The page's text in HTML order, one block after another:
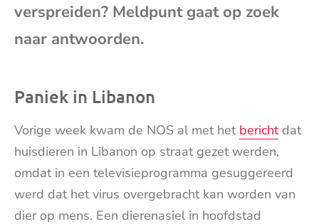
verspreiden? Meldpunt gaat op zoek
naar antwoorden.
Paniek in Libanon
Vorige week kwam de NOS al met het berichtdat
huisdieren in Libanon op straat gezet werden,
omdat in een televisieprogramma gesuggereerd
werd dat het virus overgebracht kan worden van
dier op mens. Een dierenasiel in hoofdstad